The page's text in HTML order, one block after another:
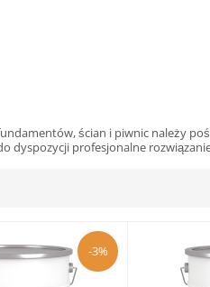
ścian i piwnic należy
dyspozycji profesjonalne
-3%